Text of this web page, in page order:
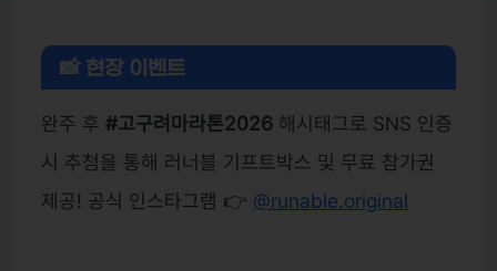
📸 현장 이벤트
완주 후 #고구려마라톤2026해시태그로 SNS 인증
시 추첨을 통해 러너블 기프트박스 및 무료 참가권
제공! 공식 인스타그램 👉 @runable.original